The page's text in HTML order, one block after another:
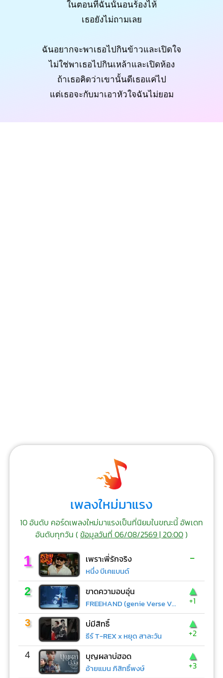
ในตอนที่ฉันนั้นอนร้องไห้
เธอยังไม่ถามเลย
ฉันอยากจะพาเธอไปกินข้าวและเปิดใจ
ไม่ใช่พาเธอไปกินเหล้าและเปิดห้อง
ถ้าเธอคิดว่าเขานั้นดีเธอแค่ไป
แต่เธอจะกับมาเอาหัวใจฉันไม่ยอม
เพลงใหม่มาแรง
10 อันดับ คอร์ดเพลงใหม่มาแรงเป็นที่นิยมในขณะนี้ อัพเดท
อันดับทุกวัน (ข้อมูลวันที่ 06/08/2569 | 20:00)
1 เพราะพี่รักจริง
หนึ่ง บีเคแบนด์
-
2 ขาดความอบอุ่น
FREEHAND (genie Verse Vol.1)
▲
+1
3 บ่มีสิทธิ์
ธีร์ T-REX x หยุด สาละวัน
▲
+2
4 บุญผลาบ่ฮอด
อ้ายแมน ภิสิทธิ์พงษ์
▲
+3